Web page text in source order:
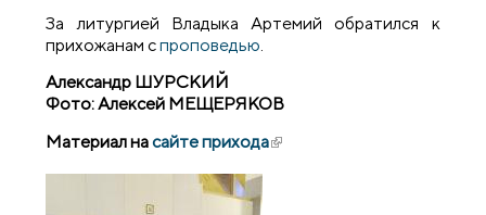
За литургией Владыка Артемий обратился к
прихожанам спроповедью
Александр ШУРСКИЙ
Фото: Алексей МЕЩЕРЯКОВ
Материал насайте прихода(внешняя ссылка)